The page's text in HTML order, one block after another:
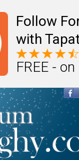
Follow
with
FREE -